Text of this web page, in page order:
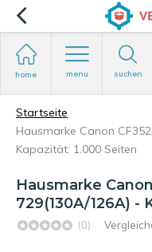
home menu suchen
Startseite
Hausmarke Canon
Kapazität: 1.000 Seiten
Hausmarke
729(130A/126A) -
(0)